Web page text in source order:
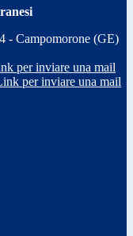
- Campomorone (GE)
per inviare una mail
per inviare una mail